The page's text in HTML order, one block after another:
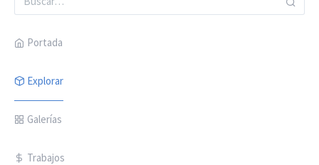
Portada
Explorar
Galerías
Trabajos